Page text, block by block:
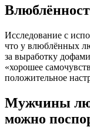
Исследование с
что у влюблённых
за выработку
«хорошее
положительное
Мужчины
можно